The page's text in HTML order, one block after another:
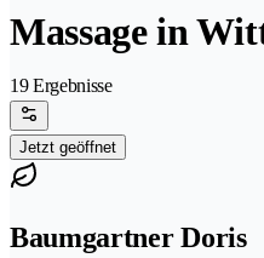
Massage in
19 Ergebnisse
Jetzt geöffnet
Baumgartner Doris